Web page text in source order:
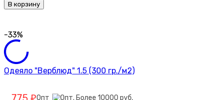
В корзину
-33%
Одеяло "Верблюд" 1.5 (300 гр./м2)
₽Опт